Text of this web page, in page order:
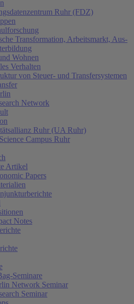
Ruhr (FDZ)
Transformation, Arbeitsmarkt, Aus-
Wohnen
Verhalten
von Steuer- und Transfersystemen
Network
Ruhr (UA Ruhr)
Campus Ruhr
Artikel
Papers
Notes
Seminare
Network Seminar
Seminar